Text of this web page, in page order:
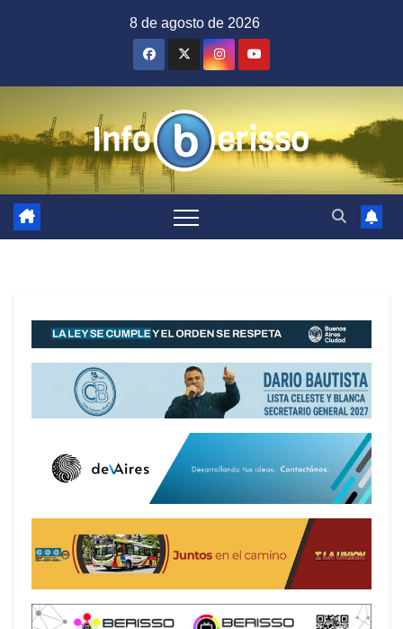
8 de agosto de 2026